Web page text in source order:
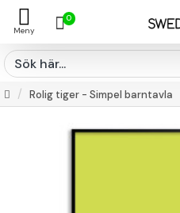
0
Rolig tiger - Simpel barntavla